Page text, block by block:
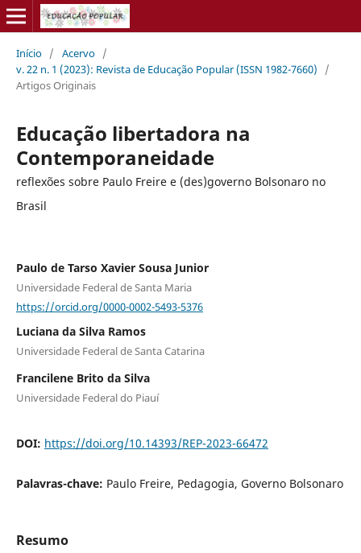
Início / Acervo /
v. 22 n. 1 (2023): Revista de Educação Popular (ISSN 1982-7660)
/
Artigos Originais
Educação libertadora na
Contemporaneidade
reflexões sobre Paulo Freire e (des)governo Bolsonaro no
Brasil
Paulo de Tarso Xavier Sousa Junior
Universidade Federal de Santa Maria
https://orcid.org/0000-0002-5493-5376
Luciana da Silva Ramos
Universidade Federal de Santa Catarina
Francilene Brito da Silva
Universidade Federal do Piauí
DOI: https://doi.org/10.14393/REP-2023-66472
Palavras-chave: Paulo Freire, Pedagogia, Governo Bolsonaro
Resumo